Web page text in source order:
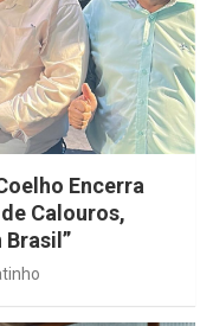
Encerra
Calouros,